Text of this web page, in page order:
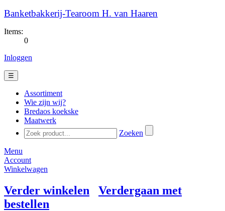
Banketbakkerij-Tearoom H. van Haaren
Items:
0
Inloggen
☰
Assortiment
Wie zijn wij?
Bredaos koekske
Maatwerk
Zoeken
Menu
Account
Winkelwagen
Verder winkelen
Verdergaan met
bestellen